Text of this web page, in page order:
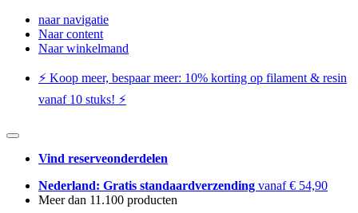
naar navigatie
Naar content
Naar winkelmand
⚡️ Koop meer, bespaar meer: ​​10% korting op filament & resin
vanaf 10 stuks! ⚡️
Vind reserveonderdelen
Nederland: Gratis standaardverzending vanaf € 54,90
Meer dan 11.100 producten